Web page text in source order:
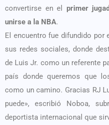
convertirse en el primer
unirse a la NBA.
El encuentro fue difundido por
sus redes sociales, donde
de Luis Jr. como un referente
país donde queremos que
como un camino. Gracias RJ
puede», escribió Noboa,
deportista internacional que